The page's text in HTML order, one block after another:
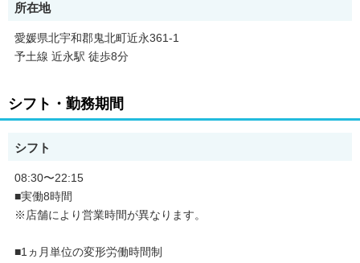
所在地
愛媛県北宇和郡鬼北町近永361-1
予土線 近永駅 徒歩8分
シフト・勤務期間
シフト
08:30〜22:15
■実働8時間
※店舗により営業時間が異なります。
■1ヵ月単位の変形労働時間制